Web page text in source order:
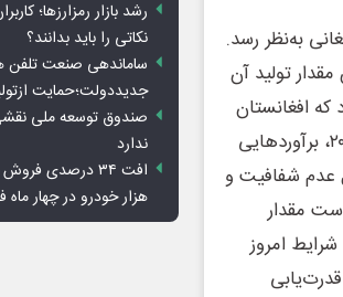
به‌نظر رسد.
تولید آن
افغانستان
سالانه بین ۸۰ تا ۹۰ درصد از تولید جهانی تریاک را تامین می‌کند. در سال ۲۰۱۹، برآوردهایی
عدم شفافیت و
مقدار
امروز
رشد بازار رمزارزها؛
نکاتی را باید بدانند؟
ساماندهی صنعت تلفن
جدیددولت؛حمایت
صندوق توسعه ملی
ندارد
هزار خودرو در چهار